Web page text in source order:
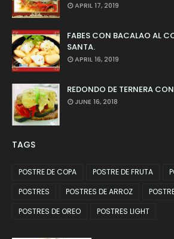
APRIL 17, 2019
FABES CON BACALAO AL
SANTA.
APRIL 16, 2019
REDONDO DE TERNERA
JUNE 16, 2018
TAGS
POSTRE DE COPA POSTRE DE FRUTA
POSTRES
POSTRES DE ARROZ
POSTRES DE OREO
POSTRES LIGHT